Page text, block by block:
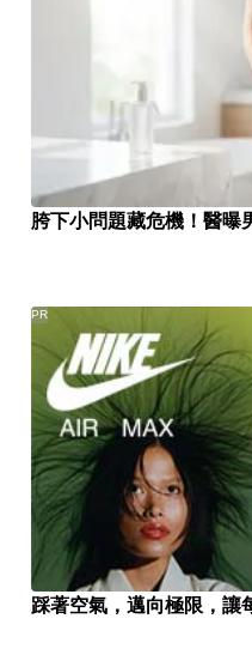
胯下小問題藏危機！醫曝
踩著空氣，邁向極限，讓
PR